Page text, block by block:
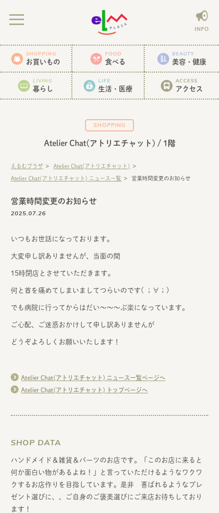
INFO
SHOPPING
お買いもの
FOOD
食べる
BEAUTY
美容・健康
LIVING
暮らし
LIFE
生活・医療
ACCESS
アクセス
SHOPPING
Atelier Chat(アトリエチャット) / 1階
えるむプラザ Atelier Chat(アトリエチャット)
Atelier Chat(アトリエチャット) ニュース一覧 営業時間変更のお知らせ
営業時間変更のお知らせ
2025.07.26
いつもお世話になっております。
大変申し訳ありませんが、当面の間
15時閉店とさせていただきます。
何と首を痛めてしまいましてつらいのです( ；∀；)
でも病院に行ってからはだい～～～ぶ楽になっています。
ご心配、ご迷惑おかけして申し訳ありませんが
どうぞよろしくお願いいたします！
Atelier Chat(アトリエチャット) ニュース一覧ページへ
Atelier Chat(アトリエチャット) トップページへ
SHOP DATA
ハンドメイド＆雑貨＆パーツのお店です。「このお店に来ると
何か面白い物があるよね！」と言っていただけるようなワクワ
クするお店作りを目指しています。是非 喜ばれるようなプレ
ゼント選びに、、ご自身のご褒美選びにご来店お待ちしており
ます！